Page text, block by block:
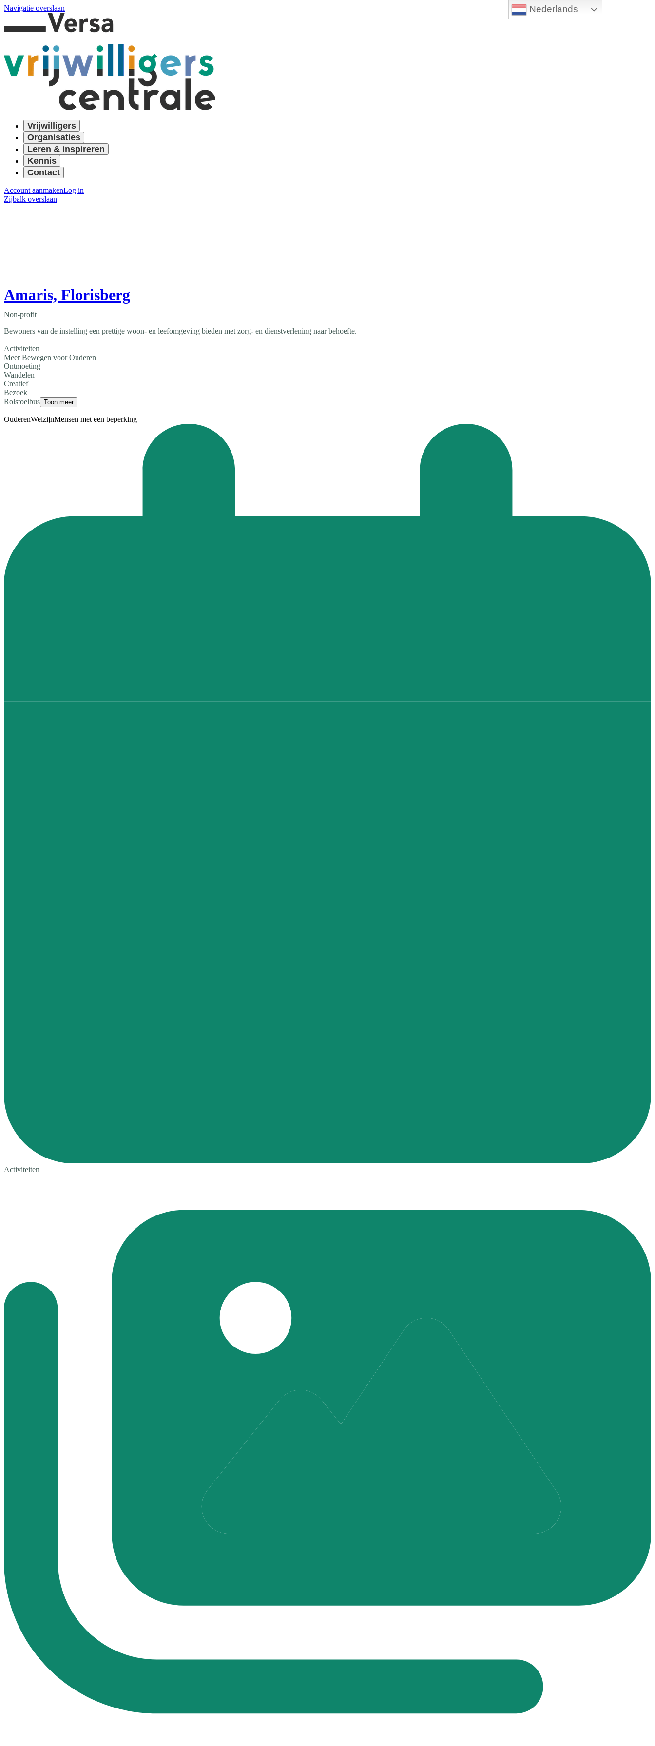
Nederlands
Navigatie overslaan
Vrijwilligers
Organisaties
Leren & inspireren
Kennis
Contact
Account aanmakenLog in
Zijbalk overslaan
Amaris, Florisberg
Non-profit
Bewoners van de instelling een prettige woon- en leefomgeving bieden met zorg- en dienstverlening naar behoefte.
Activiteiten
Meer Bewegen voor Ouderen
Ontmoeting
Wandelen
Creatief
Bezoek
Rolstoelbus Toon meer
OuderenWelzijnMensen met een beperking
Activiteiten